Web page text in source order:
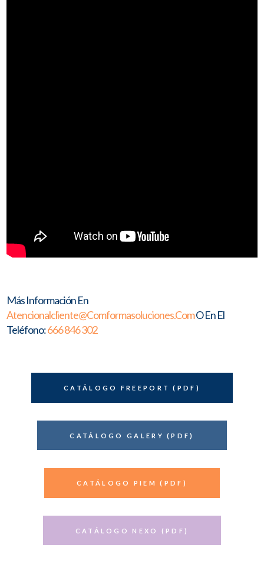
Más Información En
Atencionalcliente@comformasoluciones.comO En El
Teléfono:666 846 302
CATÁLOGO FREEPORT (PDF)
CATÁLOGO GALERY (PDF)
CATÁLOGO PIEM (PDF)
CATÁLOGO NEXO (PDF)